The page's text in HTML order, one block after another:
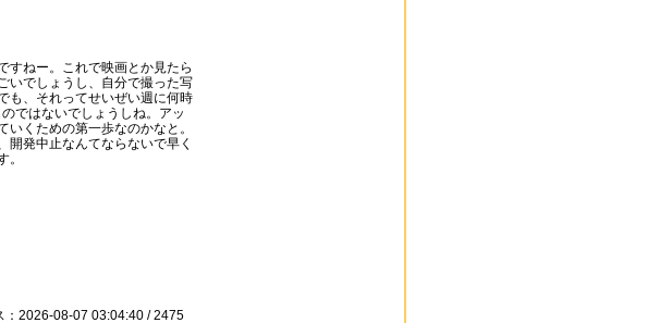
ねー。これで映画とか見たら
いでしょうし、自分で撮った写
も、それってせいぜい週に何時
ではないでしょうしね。アッ
くための第一歩なのかなと。
開発中止なんてならないで早く
。
：2026-08-07 03:04:40 / 2475